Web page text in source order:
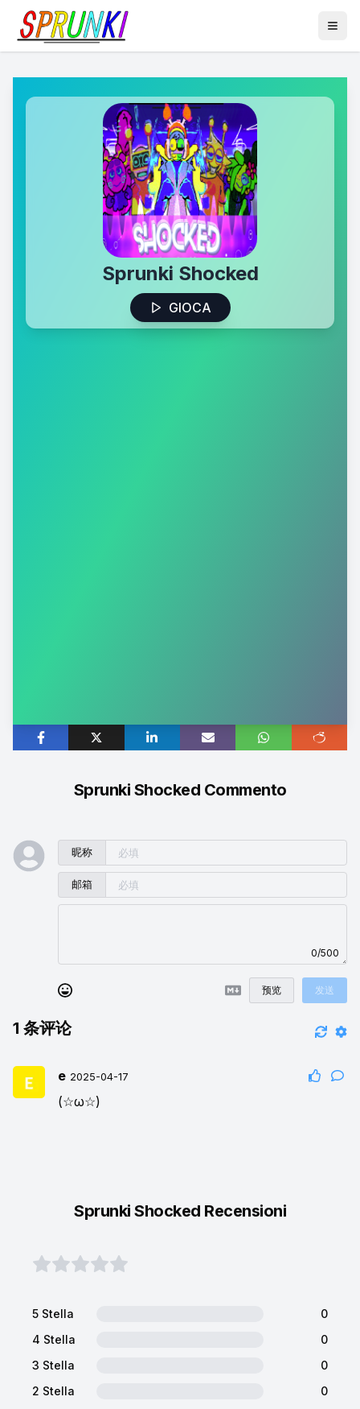
Sprunki Shocked
GIOCA
Sprunki Shocked Commento
昵称
邮箱
0/500
预览 发送
1 条评论
e 2025-04-17
(☆ω☆)
Sprunki Shocked Recensioni
5 Stella
0
4 Stella
0
3 Stella
0
2 Stella
0